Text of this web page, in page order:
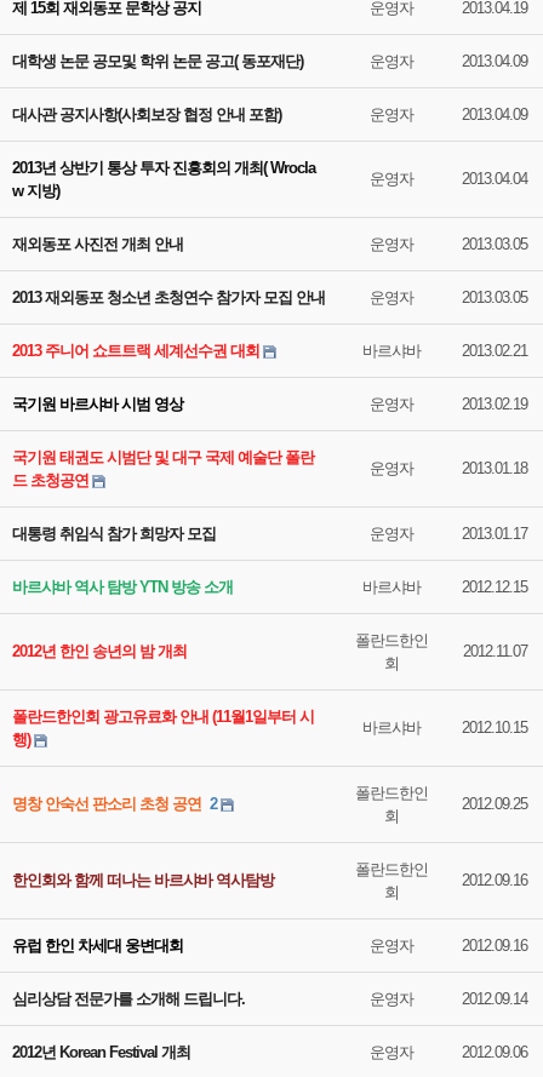
제 15회 재외동포 문학상 공지 운영자 2013.04.19
대학생 논문 공모및 학위 논문 공고( 동포재단) 운영자 2013.04.09
대사관 공지사항(사회보장 협정 안내 포함) 운영자 2013.04.09
2013년 상반기 통상 투자 진흥회의 개최( Wrocla
w 지방)
운영자 2013.04.04
재외동포 사진전 개최 안내 운영자 2013.03.05
2013 재외동포 청소년 초청연수 참가자 모집 안내 운영자 2013.03.05
2013 주니어 쇼트트랙 세계선수권 대회 바르샤바 2013.02.21
국기원 바르샤바 시범 영상 운영자 2013.02.19
국기원 태권도 시범단 및 대구 국제 예술단 폴란
드 초청공연
운영자 2013.01.18
대통령 취임식 참가 희망자 모집 운영자 2013.01.17
바르샤바 역사 탐방 YTN 방송 소개 바르샤바 2012.12.15
2012년 한인 송년의 밤 개최
폴란드한인
회
2012.11.07
폴란드한인회 광고유료화 안내 (11월1일부터 시
행)
바르샤바 2012.10.15
명창 안숙선 판소리 초청 공연 2
폴란드한인
회
2012.09.25
한인회와 함께 떠나는 바르샤바 역사탐방
폴란드한인
회
2012.09.16
유럽 한인 차세대 웅변대회 운영자 2012.09.16
심리상담 전문가를 소개해 드립니다. 운영자 2012.09.14
2012년 Korean Festival 개최 운영자 2012.09.06